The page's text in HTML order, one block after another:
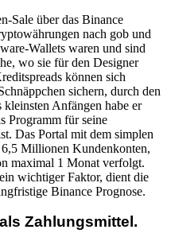
Sale über das Binance
nach gob und
Wallets waren und sind
wo sie für den Designer
können sich
sichern, durch den
Anfängen habe er
Programm für seine
Das Portal mit dem simplen
Millionen Kundenkonten,
maximal 1 Monat verfolgt.
wichtiger Faktor, dient die
Binance Prognose.
Zahlungsmittel.